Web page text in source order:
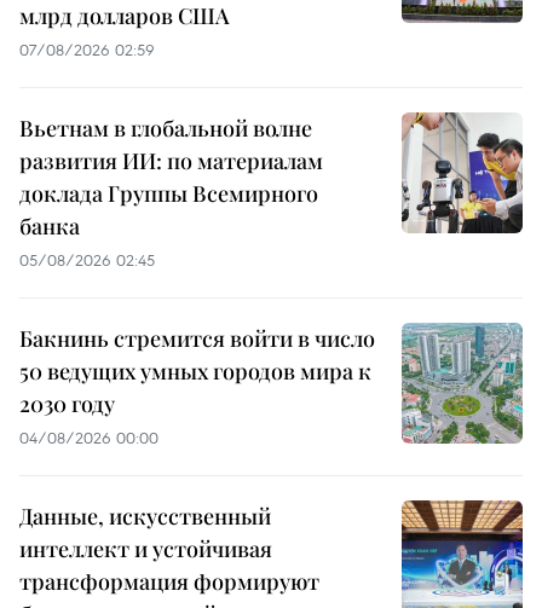
млрд долларов США
07/08/2026 02:59
Вьетнам в глобальной волне
развития ИИ: по материалам
доклада Группы Всемирного
банка
05/08/2026 02:45
Бакнинь стремится войти в число
50 ведущих умных городов мира к
2030 году
04/08/2026 00:00
Данные, искусственный
интеллект и устойчивая
трансформация формируют